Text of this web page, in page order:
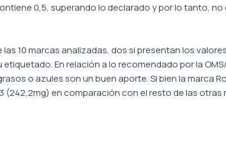
0,5, superando lo declarado y por lo tanto, no
10 marcas analizadas, dos si presentan los
En relación a lo recomendado por la
o azules son un buen aporte. Si bien la marca
en comparación con el resto de las otras